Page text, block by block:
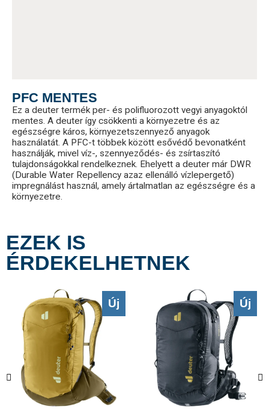
PFC MENTES
Ez a deuter termék per- és polifluorozott vegyi anyagoktól
mentes. A deuter így csökkenti a környezetre és az
egészségre káros, környezetszennyező anyagok
használatát. A PFC-t többek között esővédő bevonatként
használják, mivel víz-, szennyeződés- és zsírtaszító
tulajdonságokkal rendelkeznek. Ehelyett a deuter már DWR
(Durable Water Repellency azaz ellenálló vízlepergető)
impregnálást használ, amely ártalmatlan az egészségre és a
környezetre.
EZEK IS
ÉRDEKELHETNEK
Új Új